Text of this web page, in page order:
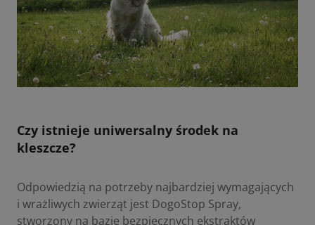
Czy istnieje uniwersalny środek na
kleszcze?
Odpowiedzią na potrzeby najbardziej wymagających
i wrażliwych zwierząt jest DogoStop Spray,
stworzony na bazie bezpiecznych ekstraktów